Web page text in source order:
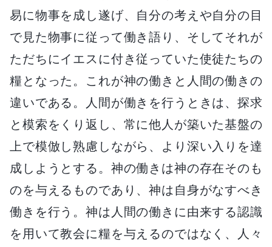
易に物事を成し遂げ、自分の考えや自分の目
で見た物事に従って働き語り、そしてそれが
ただちにイエスに付き従っていた使徒たちの
糧となった。これが神の働きと人間の働きの
違いである。人間が働きを行うときは、探求
と模索をくり返し、常に他人が築いた基盤の
上で模倣し熟慮しながら、より深い入りを達
成しようとする。神の働きは神の存在そのも
のを与えるものであり、神は自身がなすべき
働きを行う。神は人間の働きに由来する認識
を用いて教会に糧を与えるのではなく、人々